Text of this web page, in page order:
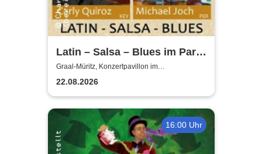
Latin – Salsa – Blues im Park
| Mayelis Guyat, Charlie
Eitner & Friends
Graal-Müritz, Konzertpavillon im
Rhododendronpark Graal-Müritz
22.08.2026
16:00 Uhr